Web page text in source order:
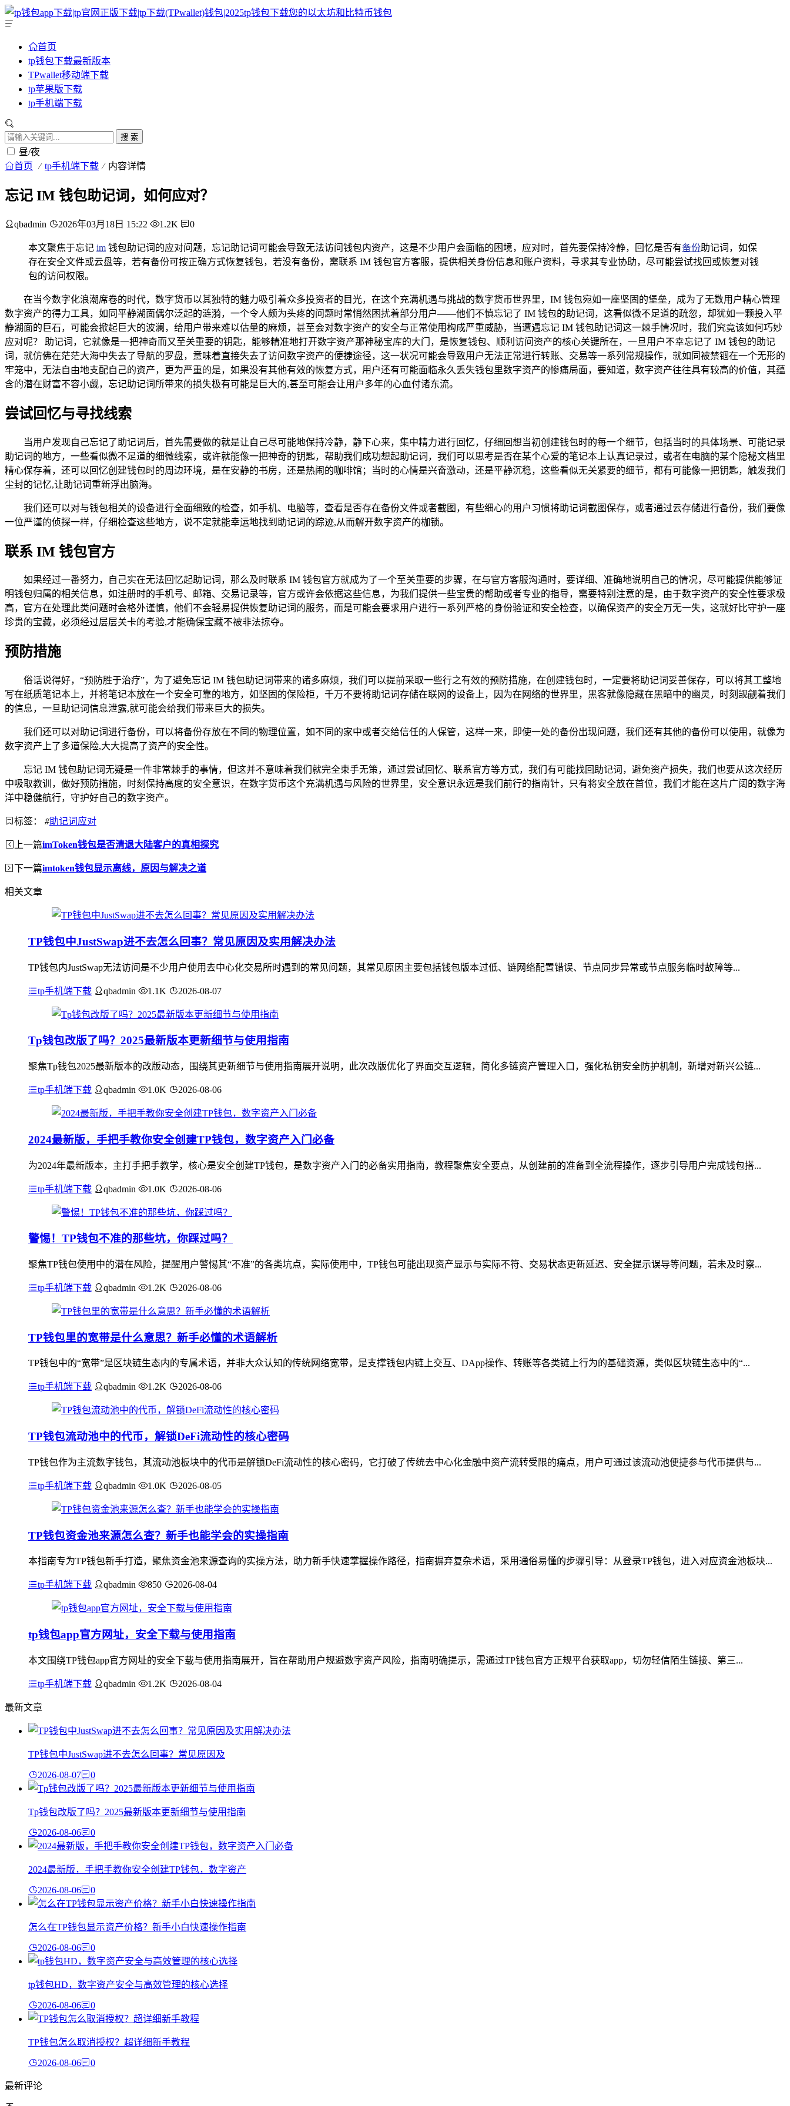
首页
tp钱包下载最新版本
TPwallet移动端下载
tp苹果版下载
tp手机端下载
搜 索
昼/夜
首页 tp手机端下载 内容详情
忘记 IM 钱包助记词，如何应对？
qbadmin 2026年03月18日 15:22 1.2K 0
本文聚焦于忘记 im 钱包助记词的应对问题，忘记助记词可能会导致无法访问钱包内资产，这是不少用户会面临的困境，应对时，首先要保持冷静，回忆是否有备份助记词，如保
存在安全文件或云盘等，若有备份可按正确方式恢复钱包，若没有备份，需联系 IM 钱包官方客服，提供相关身份信息和账户资料，寻求其专业协助，尽可能尝试找回或恢复对钱
包的访问权限。
在当今数字化浪潮席卷的时代，数字货币以其独特的魅力吸引着众多投资者的目光，在这个充满机遇与挑战的数字货币世界里，IM 钱包宛如一座坚固的堡垒，成为了无数用户精心管理
数字资产的得力工具，如同平静湖面偶尔泛起的涟漪，一个令人颇为头疼的问题时常悄然困扰着部分用户——他们不慎忘记了 IM 钱包的助记词，这看似微不足道的疏忽，却犹如一颗投入平
静湖面的巨石，可能会掀起巨大的波澜，给用户带来难以估量的麻烦，甚至会对数字资产的安全与正常使用构成严重威胁，当遭遇忘记 IM 钱包助记词这一棘手情况时，我们究竟该如何巧妙
应对呢？ 助记词，它就像是一把神奇而又至关重要的钥匙，能够精准地打开数字资产那神秘宝库的大门，是恢复钱包、顺利访问资产的核心关键所在，一旦用户不幸忘记了 IM 钱包的助记
词，就仿佛在茫茫大海中失去了导航的罗盘，意味着直接失去了访问数字资产的便捷途径，这一状况可能会导致用户无法正常进行转账、交易等一系列常规操作，就如同被禁锢在一个无形的
牢笼中，无法自由地支配自己的资产，更为严重的是，如果没有其他有效的恢复方式，用户还有可能面临永久丢失钱包里数字资产的惨痛局面，要知道，数字资产往往具有较高的价值，其蕴
含的潜在财富不容小觑，忘记助记词所带来的损失极有可能是巨大的,甚至可能会让用户多年的心血付诸东流。
尝试回忆与寻找线索
当用户发现自己忘记了助记词后，首先需要做的就是让自己尽可能地保持冷静，静下心来，集中精力进行回忆，仔细回想当初创建钱包时的每一个细节，包括当时的具体场景、可能记录
助记词的地方，一些看似微不足道的细微线索，或许就能像一把神奇的钥匙，帮助我们成功想起助记词，我们可以思考是否在某个心爱的笔记本上认真记录过，或者在电脑的某个隐秘文档里
精心保存着，还可以回忆创建钱包时的周边环境，是在安静的书房，还是热闹的咖啡馆；当时的心情是兴奋激动，还是平静沉稳，这些看似无关紧要的细节，都有可能像一把钥匙，触发我们
尘封的记忆,让助记词重新浮出脑海。
我们还可以对与钱包相关的设备进行全面细致的检查，如手机、电脑等，查看是否存在备份文件或者截图，有些细心的用户习惯将助记词截图保存，或者通过云存储进行备份，我们要像
一位严谨的侦探一样，仔细检查这些地方，说不定就能幸运地找到助记词的踪迹,从而解开数字资产的枷锁。
联系 IM 钱包官方
如果经过一番努力，自己实在无法回忆起助记词，那么及时联系 IM 钱包官方就成为了一个至关重要的步骤，在与官方客服沟通时，要详细、准确地说明自己的情况，尽可能提供能够证
明钱包归属的相关信息，如注册时的手机号、邮箱、交易记录等，官方或许会依据这些信息，为我们提供一些宝贵的帮助或者专业的指导，需要特别注意的是，由于数字资产的安全性要求极
高，官方在处理此类问题时会格外谨慎，他们不会轻易提供恢复助记词的服务，而是可能会要求用户进行一系列严格的身份验证和安全检查，以确保资产的安全万无一失，这就好比守护一座
珍贵的宝藏，必须经过层层关卡的考验,才能确保宝藏不被非法掠夺。
预防措施
俗话说得好，“预防胜于治疗”，为了避免忘记 IM 钱包助记词带来的诸多麻烦，我们可以提前采取一些行之有效的预防措施，在创建钱包时，一定要将助记词妥善保存，可以将其工整地
写在纸质笔记本上，并将笔记本放在一个安全可靠的地方，如坚固的保险柜，千万不要将助记词存储在联网的设备上，因为在网络的世界里，黑客就像隐藏在黑暗中的幽灵，时刻觊觎着我们
的信息，一旦助记词信息泄露,就可能会给我们带来巨大的损失。
我们还可以对助记词进行备份，可以将备份存放在不同的物理位置，如不同的家中或者交给信任的人保管，这样一来，即使一处的备份出现问题，我们还有其他的备份可以使用，就像为
数字资产上了多道保险,大大提高了资产的安全性。
忘记 IM 钱包助记词无疑是一件非常棘手的事情，但这并不意味着我们就完全束手无策，通过尝试回忆、联系官方等方式，我们有可能找回助记词，避免资产损失，我们也要从这次经历
中吸取教训，做好预防措施，时刻保持高度的安全意识，在数字货币这个充满机遇与风险的世界里，安全意识永远是我们前行的指南针，只有将安全放在首位，我们才能在这片广阔的数字海
洋中稳健航行，守护好自己的数字资产。
标签： #助记词应对
上一篇imToken钱包是否清退大陆客户的真相探究
下一篇imtoken钱包显示离线，原因与解决之道
相关文章
TP钱包中JustSwap进不去怎么回事？常见原因及实用解决办法
TP钱包内JustSwap无法访问是不少用户使用去中心化交易所时遇到的常见问题，其常见原因主要包括钱包版本过低、链网络配置错误、节点同步异常或节点服务临时故障等...
tp手机端下载 qbadmin 1.1K 2026-08-07
Tp钱包改版了吗？2025最新版本更新细节与使用指南
聚焦Tp钱包2025最新版本的改版动态，围绕其更新细节与使用指南展开说明，此次改版优化了界面交互逻辑，简化多链资产管理入口，强化私钥安全防护机制，新增对新兴公链...
tp手机端下载 qbadmin 1.0K 2026-08-06
2024最新版，手把手教你安全创建TP钱包，数字资产入门必备
为2024年最新版本，主打手把手教学，核心是安全创建TP钱包，是数字资产入门的必备实用指南，教程聚焦安全要点，从创建前的准备到全流程操作，逐步引导用户完成钱包搭...
tp手机端下载 qbadmin 1.0K 2026-08-06
警惕！TP钱包不准的那些坑，你踩过吗？
聚焦TP钱包使用中的潜在风险，提醒用户警惕其“不准”的各类坑点，实际使用中，TP钱包可能出现资产显示与实际不符、交易状态更新延迟、安全提示误导等问题，若未及时察...
tp手机端下载 qbadmin 1.2K 2026-08-06
TP钱包里的宽带是什么意思？新手必懂的术语解析
TP钱包中的“宽带”是区块链生态内的专属术语，并非大众认知的传统网络宽带，是支撑钱包内链上交互、DApp操作、转账等各类链上行为的基础资源，类似区块链生态中的“...
tp手机端下载 qbadmin 1.2K 2026-08-06
TP钱包流动池中的代币，解锁DeFi流动性的核心密码
TP钱包作为主流数字钱包，其流动池板块中的代币是解锁DeFi流动性的核心密码，它打破了传统去中心化金融中资产流转受限的痛点，用户可通过该流动池便捷参与代币提供与...
tp手机端下载 qbadmin 1.0K 2026-08-05
TP钱包资金池来源怎么查？新手也能学会的实操指南
本指南专为TP钱包新手打造，聚焦资金池来源查询的实操方法，助力新手快速掌握操作路径，指南摒弃复杂术语，采用通俗易懂的步骤引导：从登录TP钱包，进入对应资金池板块...
tp手机端下载 qbadmin 850 2026-08-04
tp钱包app官方网址，安全下载与使用指南
本文围绕TP钱包app官方网址的安全下载与使用指南展开，旨在帮助用户规避数字资产风险，指南明确提示，需通过TP钱包官方正规平台获取app，切勿轻信陌生链接、第三...
tp手机端下载 qbadmin 1.2K 2026-08-04
最新文章
TP钱包中JustSwap进不去怎么回事？常见原因及
2026-08-07 0
Tp钱包改版了吗？2025最新版本更新细节与使用指南
2026-08-06 0
2024最新版，手把手教你安全创建TP钱包，数字资产
2026-08-06 0
怎么在TP钱包显示资产价格？新手小白快速操作指南
2026-08-06 0
tp钱包HD，数字资产安全与高效管理的核心选择
2026-08-06 0
TP钱包怎么取消授权？超详细新手教程
2026-08-06 0
最新评论